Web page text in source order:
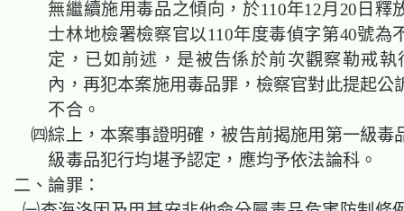
無繼續施用毒品之傾向，於110年12月20日釋
士林地檢署檢察官以110年度毒偵字第40號為
定，已如前述，是被告係於前次觀察勒戒執
內，再犯本案施用毒品罪，檢察官對此提起公
不合。
㈣綜上，本案事證明確，被告前揭施用第一級毒
級毒品犯行均堪予認定，應均予依法論科。
二、論罪：